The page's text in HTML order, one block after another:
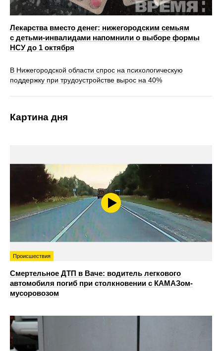
Лекарства вместо денег: нижегородским семьям
с детьми‑инвалидами напомнили о выборе формы
НСУ до 1 октября
В Нижегородской области спрос на психологическую
поддержку при трудоустройстве вырос на 40%
Картина дня
Происшествия
Смертельное ДТП в Ваче: водитель легкового
автомобиля погиб при столкновении с КАМАЗом-
мусоровозом